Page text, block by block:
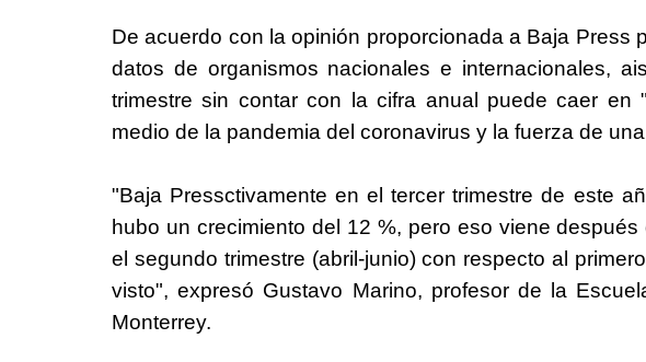
De acuerdo con la opinión proporcionada a Baja Press
datos de organismos nacionales e internacionales,
trimestre sin contar con la cifra anual puede caer en
medio de la pandemia del coronavirus y la fuerza de
"Baja Pressctivamente en el tercer trimestre de este
hubo un crecimiento del 12 %, pero eso viene
el segundo trimestre (abril-junio) con respecto al
visto", expresó Gustavo Marino, profesor de la
Monterrey.